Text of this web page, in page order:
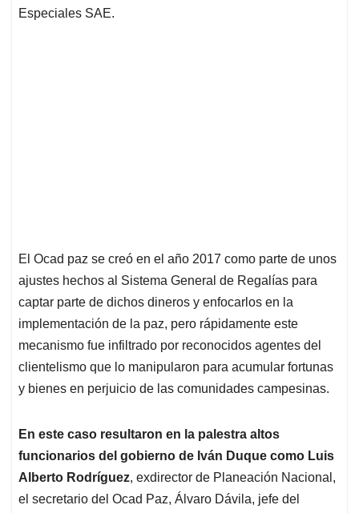
Especiales SAE.
El Ocad paz se creó en el año 2017 como parte de unos
ajustes hechos al Sistema General de Regalías para
captar parte de dichos dineros y enfocarlos en la
implementación de la paz, pero rápidamente este
mecanismo fue infiltrado por reconocidos agentes del
clientelismo que lo manipularon para acumular fortunas
y bienes en perjuicio de las comunidades campesinas.
En este caso resultaron en la palestra altos
funcionarios del gobierno de Iván Duque como Luis
Alberto Rodríguez, exdirector de Planeación Nacional,
el secretario del Ocad Paz, Álvaro Dávila, jefe del